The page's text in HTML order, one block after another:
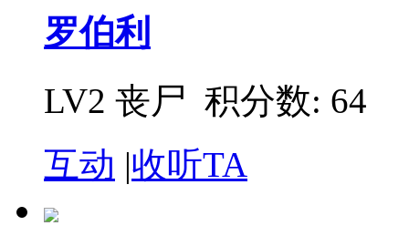
罗伯利
LV2 丧尸 积分数: 64
互动 |收听TA